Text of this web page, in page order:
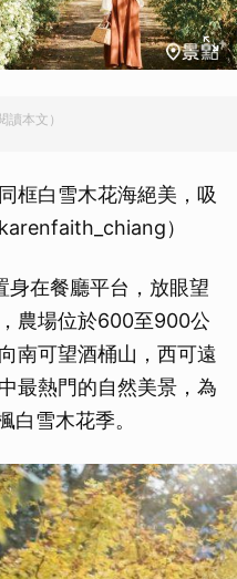
讀本文）
框白雪木花海絕美，吸
）
身在餐廳平台，放眼望
農場位於600至900公
南可望酒桶山，西可遠
最熱門的自然美景，為
白雪木花季。